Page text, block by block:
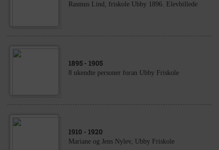
Rasmus Lind, friskole Ubby 1896. Elevbillede
1895 - 1905
8 ukendte personer foran Ubby Friskole
1910 - 1920
Mariane og Jens Nylev, Ubby Friskole